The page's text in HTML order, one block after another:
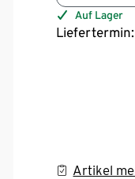
Auf Lager
Liefertermin:
Artikel